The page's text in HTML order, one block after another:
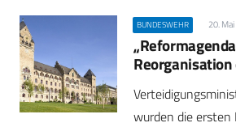
BUNDESWEHR 20.
Reorganisation
wurden die ersten